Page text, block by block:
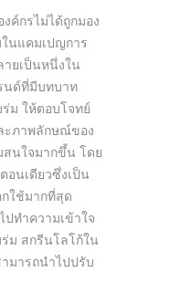
ค์กรไม่ได้ถูกมอง
ในแคมเปญการ
ยเป็นหนึ่งใน
นด์ที่มีบทบาท
ม ให้ตอบโจทย์
ะภาพลักษณ์ของ
สนใจมากขึ้น โดย
อนเดียวซึ่งเป็น
ใช้มากที่สุด
ทำความเข้าใจ
ม สกรีนโลโก้ใน
มารถนำไปปรับ